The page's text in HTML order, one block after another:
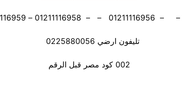
تليفون ارضي 0225880056
002 كود مصر قبل الرقم